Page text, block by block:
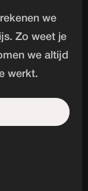
we
Zo weet je
we altijd
werkt.